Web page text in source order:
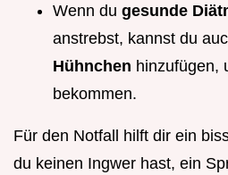
Wenn du gesunde
anstrebst, kannst du
Hühnchen hinzufügen,
bekommen.
Für den Notfall hilft dir ein
du keinen Ingwer hast, ein